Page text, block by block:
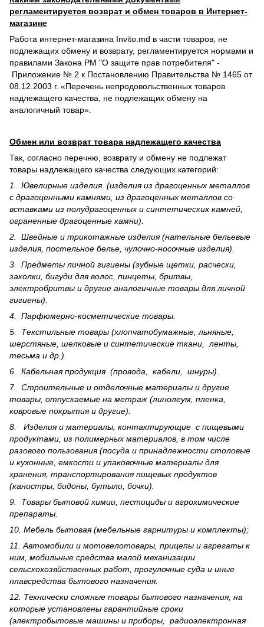
регламентируется возврат и обмен товаров в Интернет-
магазине
Работа интернет-магазина Invito.md в части товаров, не
подлежащих обмену и возврату, регламентируется нормами и
правилами Закона РМ "О защите прав потребителя" -
Приложение № 2 к Постановлению Правительства № 1465 от
08.12.2003 г. «Перечень непродовольственных товаров
надлежащего качества, не подлежащих обмену на
аналогичный товар».
Обмен или возврат товара надлежащего качества
Так, согласно перечню, возврату и обмену не подлежат
товары надлежащего качества следующих категорий:
1. Ювелирные изделия (изделия из драгоценных металлов
с драгоценными камнями, из драгоценных металлов со
вставками из полудрагоценных и синте­тических камней,
ограненные драгоценные камни).
2. Швейные и трикотажные изделия (нательные бельевые
изделия, постельное белье, чулочно-носочные изделия).
3. Предметы личной гигиены (зубные щетки, расчески,
заколки, бигуди для волос, пинцеты, бритвы,
электробритвы и другие аналогичные товары для личной
гигиены).
4. Парфюмерно-косметические товары.
5. Текстильные товары (хлопчатобумажные, льняные,
шерс­тя­ные, шелковые и синтетические ткани, ленты,
тесьма и др.).
6. Кабельная продукция (провода, кабели, шнуры).
7. Строительные и отделочные материалы и другие
товары, отпускаемые на метраж (линолеум, пленка,
ковровые покрытия и другие).
8. Изделия и материалы, контактирующие с пищевыми
продуктами, из полимерных материалов, в том числе
разового пользования (посуда и принадлежности столовые
и кухонные, емкости и упаковочные материалы для
хранения, транспортирования пищевых продуктов
(канистры, бидоны, бутыли, бочки).
9. Товары бытовой химии, пестициды и агрохи­мические
препараты.
10. Мебель бытовая (мебельные гарнитуры и комплекты);
11. Автомобили и мотовелотовары, прицепы и агрегаты к
ним, мобильные средства малой механизации
сельскохозяйственных работ, прогулочные суда и иные
плавсредства бытового назначения.
12. Технически сложные товары бытового назна­чения, на
которые установлены гарантийные сроки
(электробытовые машины и приборы, радиоэлектронная